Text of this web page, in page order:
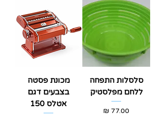
סלסלות התפחה
ללחם מפלסטיק
מחיר
מכונת פסטה
בצבעים דגם
אטלס 150